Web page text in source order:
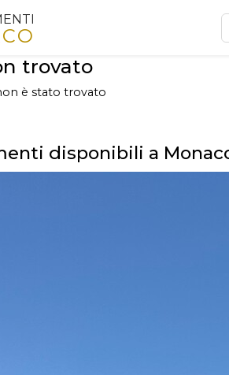
trovato
è stato trovato
disponibili a